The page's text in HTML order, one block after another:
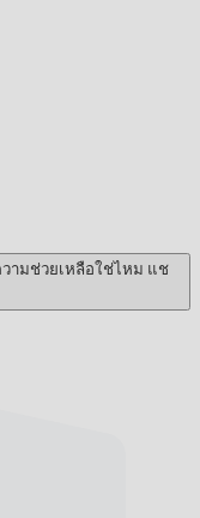
ามช่วยเหลือใช่ไหม แช